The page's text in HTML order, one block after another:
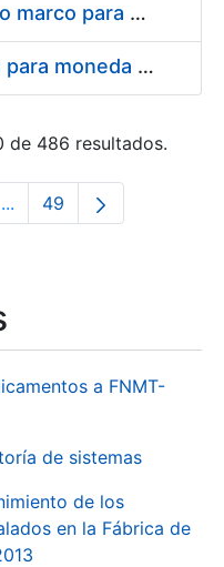
Contratación de acuerdo marco para el Suministro de Material de Electricidad para la Fábrica Nacional de Moneda y Timbre-Real Casa de la Moneda en su centro de trabajo de Burgos
Suministro de estuches para moneda de 30 €
de 486 resultados.
...Páginas intermedias Use
Página
49
a FNMT-
de sistemas
de los
en la Fábrica de